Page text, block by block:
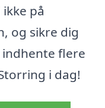
på
og sikre dig
flere
i dag!